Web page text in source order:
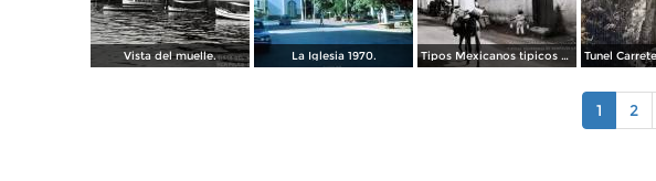
Vista del muelle. La Iglesia 1970. Tipos Mexicanos tipicos aguadores..
1 2